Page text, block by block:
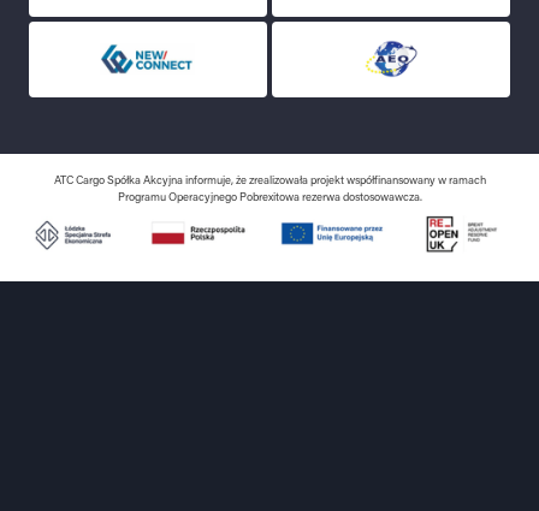
ATC Cargo Spółka Akcyjna informuje, że zrealizowała projekt współfinansowany w ramach
Programu Operacyjnego Pobrexitowa rezerwa dostosowawcza.